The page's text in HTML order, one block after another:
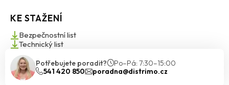
KE STAŽENÍ
Bezpečnostní list
Technický list
Potřebujete poradit?
Po–Pá: 7:30–15:00
541 420 850
poradna@distrimo.cz